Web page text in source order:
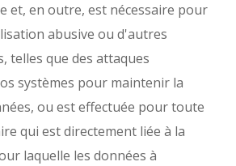
et, en outre, est nécessaire pour
abusive ou d'autres
telles que des attaques
systèmes pour maintenir la
ou est effectuée pour toute
qui est directement liée à la
laquelle les données à